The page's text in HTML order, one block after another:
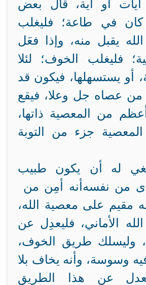
آيات أو آية، قال بعض
كان في طاعة؛ فليغلب
الله يقبل منه، وإذا فعَل
فليغلب الخوف؛ لئلا
أو يستسهلها، فيكون قد
من عصاه جل وعلا، فيقع
من المعصية ذاتها،
جزء من التوبة
له أن يكون طبيب
من نفسه أنه أمِن من
مقيم على معصية الله،
الأماني، فليعدِل عن
وليسلك طريق الخوف،
وسوسة، وأنه يخاف بلا
عن هذا الطريق